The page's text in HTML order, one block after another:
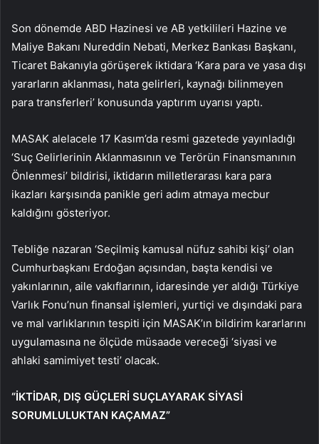
Son dönemde ABD Hazinesi ve AB yetkilileri Hazine ve
Maliye Bakanı Nureddin Nebati, Merkez Bankası Başkanı,
Ticaret Bakanıyla görüşerek iktidara ‘Kara para ve yasa dışı
yararların aklanması, hata gelirleri, kaynağı bilinmeyen
para transferleri’ konusunda yaptırım uyarısı yaptı.
MASAK alelacele 17 Kasım’da resmi gazetede yayınladığı
‘Suç Gelirlerinin Aklanmasının ve Terörün Finansmanının
Önlenmesi’ bildirisi, iktidarın milletlerarası kara para
ikazları karşısında panikle geri adım atmaya mecbur
kaldığını gösteriyor.
Tebliğe nazaran ‘Seçilmiş kamusal nüfuz sahibi kişi’ olan
Cumhurbaşkanı Erdoğan açısından, başta kendisi ve
yakınlarının, aile vakıflarının, idaresinde yer aldığı Türkiye
Varlık Fonu’nun finansal işlemleri, yurtiçi ve dışındaki para
ve mal varlıklarının tespiti için MASAK’ın bildirim kararlarını
uygulamasına ne ölçüde müsaade vereceği ‘siyasi ve
ahlaki samimiyet testi’ olacak.
“İKTİDAR, DIŞ GÜÇLERİ SUÇLAYARAK SİYASİ
SORUMLULUKTAN KAÇAMAZ”